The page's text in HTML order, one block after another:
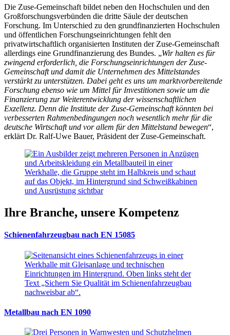
Die Zuse-Gemeinschaft bildet neben den Hochschulen und den
Großforschungsverbünden die dritte Säule der deutschen
Forschung. Im Unterschied zu den grundfinanzierten Hochschulen
und öffentlichen Forschungseinrichtungen fehlt den
privatwirtschaftlich organisierten Instituten der Zuse-Gemeinschaft
allerdings eine Grundfinanzierung des Bundes. „Wir halten es für
zwingend erforderlich, die Forschungseinrichtungen der Zuse-
Gemeinschaft und damit die Unternehmen des Mittelstandes
verstärkt zu unterstützen. Dabei geht es uns um marktvorbereitende
Forschung ebenso wie um Mittel für Investitionen sowie um die
Finanzierung zur Weiterentwicklung der wissenschaftlichen
Exzellenz. Denn die Institute der Zuse-Gemeinschaft könnten bei
verbesserten Rahmenbedingungen noch wesentlich mehr für die
deutsche Wirtschaft und vor allem für den Mittelstand bewegen“,
erklärt Dr. Ralf-Uwe Bauer, Präsident der Zuse-Gemeinschaft.
Ihre Branche, unsere Kompetenz
Schienenfahrzeugbau nach EN 15085
Metallbau nach EN 1090